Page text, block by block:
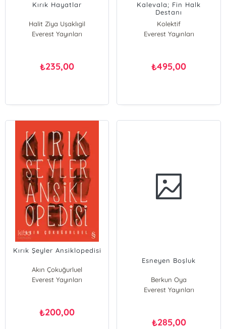
Kırık Hayatlar
Halit Ziya Uşaklıgil
Everest Yayınları
₺235,00
Kalevala; Fin Halk
Destanı
Kolektif
Everest Yayınları
₺495,00
Kırık Şeyler Ansiklopedisi
Akın Çokuğurluel
Everest Yayınları
₺200,00
Esneyen Boşluk
Berkun Oya
Everest Yayınları
₺285,00